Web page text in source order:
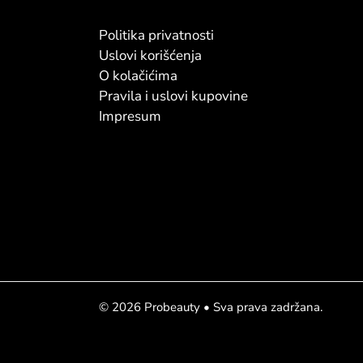
Politika privatnosti
Uslovi korišćenja
O kolačićima
Pravila i uslovi kupovine
Impresum
© 2026 Probeauty • Sva prava zadržana.